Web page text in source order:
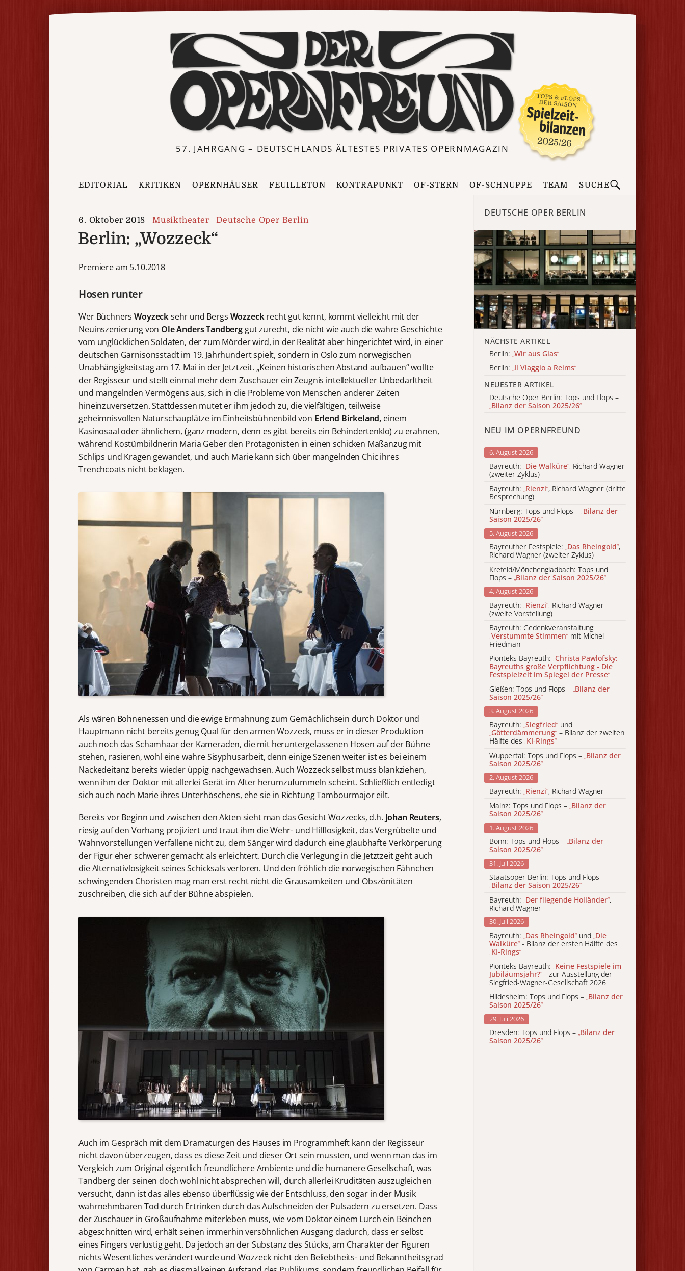
57. JAHRGANG – DEUTSCHLANDS ÄLTESTES PRIVATES OPERNMAGAZIN
EDITORIAL KRITIKEN OPERNHÄUSER FEUILLETON KONTRAPUNKT OF-STERN OF-SCHNUPPE TEAM SUCHE
6. Oktober 2018 Musiktheater Deutsche Oper Berlin
Berlin: „Wozzeck“
Premiere am 5.10.2018
Hosen runter
Wer BüchnersWoyzecksehr und Bergs Wozzeckrecht gut kennt, kommt vielleicht mit der
Neuinszenierung von Ole Anders Tandberg gut zurecht, die nicht wie auch die wahre Geschichte
vom unglücklichen Soldaten, der zum Mörder wird, in der Realität aber hingerichtet wird, in einer
deutschen Garnisonsstadt im 19. Jahrhundert spielt, sondern in Oslo zum norwegischen
Unabhängigkeitstag am 17. Mai in der Jetztzeit. „Keinen historischen Abstand aufbauen“ wollte
der Regisseur und stellt einmal mehr dem Zuschauer ein Zeugnis intellektueller Unbedarftheit
und mangelnden Vermögens aus, sich in die Probleme von Menschen anderer Zeiten
hineinzuversetzen. Stattdessen mutet er ihm jedoch zu, die vielfältigen, teilweise
geheimnisvollen Naturschauplätze im Einheitsbühnenbild von Erlend Birkeland, einem
Kasinosaal oder ähnlichem, (ganz modern, denn es gibt bereits ein Behindertenklo) zu erahnen,
während Kostümbildnerin Maria Geber den Protagonisten in einen schicken Maßanzug mit
Schlips und Kragen gewandet, und auch Marie kann sich über mangelnden Chic ihres
Trenchcoats nicht beklagen.
Als wären Bohnenessen und die ewige Ermahnung zum Gemächlichsein durch Doktor und
Hauptmann nicht bereits genug Qual für den armen Wozzeck, muss er in dieser Produktion
auch noch das Schamhaar der Kameraden, die mit heruntergelassenen Hosen auf der Bühne
stehen, rasieren, wohl eine wahre Sisyphusarbeit, denn einige Szenen weiter ist es bei einem
Nackedeitanz bereits wieder üppig nachgewachsen. Auch Wozzeck selbst muss blankziehen,
wenn ihm der Doktor mit allerlei Gerät im After herumzufummeln scheint. Schließlich entledigt
sich auch noch Marie ihres Unterhöschens, ehe sie in Richtung Tambourmajor eilt.
Bereits vor Beginn und zwischen den Akten sieht man das Gesicht Wozzecks, d.h. Johan Reuters,
riesig auf den Vorhang projiziert und traut ihm die Wehr- und Hilflosigkeit, das Vergrübelte und
Wahnvorstellungen Verfallene nicht zu, dem Sänger wird dadurch eine glaubhafte Verkörperung
der Figur eher schwerer gemacht als erleichtert. Durch die Verlegung in die Jetztzeit geht auch
die Alternativlosigkeit seines Schicksals verloren. Und den fröhlich die norwegischen Fähnchen
schwingenden Choristen mag man erst recht nicht die Grausamkeiten und Obszönitäten
zuschreiben, die sich auf der Bühne abspielen.
Auch im Gespräch mit dem Dramaturgen des Hauses im Programmheft kann der Regisseur
nicht davon überzeugen, dass es diese Zeit und dieser Ort sein mussten, und wenn man das im
Vergleich zum Original eigentlich freundlichere Ambiente und die humanere Gesellschaft, was
Tandberg der seinen doch wohl nicht absprechen will, durch allerlei Kruditäten auszugleichen
versucht, dann ist das alles ebenso überflüssig wie der Entschluss, den sogar in der Musik
wahrnehmbaren Tod durch Ertrinken durch das Aufschneiden der Pulsadern zu ersetzen. Dass
der Zuschauer in Großaufnahme miterleben muss, wie vom Doktor einem Lurch ein Beinchen
abgeschnitten wird, erhält seinen immerhin versöhnlichen Ausgang dadurch, dass er selbst
eines Fingers verlustig geht. Da jedoch an der Substanz des Stücks, am Charakter der Figuren
nichts Wesentliches verändert wurde und Wozzeck nicht den Beliebtheits- und Bekanntheitsgrad
DEUTSCHE OPER BERLIN
NÄCHSTE ARTIKEL
Berlin: „Wir aus Glas“
Berlin: „Il Viaggio a Reims“
NEUESTER ARTIKEL
Deutsche Oper Berlin: Tops und Flops –
„Bilanz der Saison 2025/26“
NEU IM OPERNFREUND
6. August 2026
Bayreuth: „Die Walküre“, Richard Wagner
(zweiter Zyklus)
Bayreuth: „Rienzi“, Richard Wagner (dritte
Besprechung)
Nürnberg: Tops und Flops – „Bilanz der
Saison 2025/26“
5. August 2026
Bayreuther Festspiele: „Das Rheingold“,
Richard Wagner (zweiter Zyklus)
Krefeld/Mönchengladbach: Tops und
Flops – „Bilanz der Saison 2025/26“
4. August 2026
Bayreuth: „Rienzi“, Richard Wagner
(zweite Vorstellung)
Bayreuth: Gedenkveranstaltung
„Verstummte Stimmen“ mit Michel
Friedman
Pionteks Bayreuth: „Christa Pawlofsky:
Bayreuths große Verpflichtung - Die
Festspielzeit im Spiegel der Presse“
Gießen: Tops und Flops – „Bilanz der
Saison 2025/26“
3. August 2026
Bayreuth: „Siegfried“ und
„Götterdämmerung“ – Bilanz der zweiten
Hälfte des „KI-Rings“
Wuppertal: Tops und Flops – „Bilanz der
Saison 2025/26“
2. August 2026
Bayreuth: „Rienzi“, Richard Wagner
Mainz: Tops und Flops – „Bilanz der
Saison 2025/26“
1. August 2026
Bonn: Tops und Flops – „Bilanz der
Saison 2025/26“
31. Juli 2026
Staatsoper Berlin: Tops und Flops –
„Bilanz der Saison 2025/26“
Bayreuth: „Der fliegende Holländer“,
Richard Wagner
30. Juli 2026
Bayreuth: „Das Rheingold“ und „Die
Walküre“ - Bilanz der ersten Hälfte des
„KI-Rings“
Pionteks Bayreuth: „Keine Festspiele im
Jubiläumsjahr?“ - zur Ausstellung der
Siegfried-Wagner-Gesellschaft 2026
Hildesheim: Tops und Flops – „Bilanz der
Saison 2025/26“
29. Juli 2026
Dresden: Tops und Flops – „Bilanz der
Saison 2025/26“